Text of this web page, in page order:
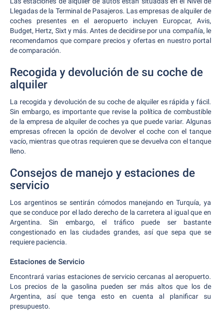
Llegadas de la Terminal de Pasajeros. Las empresas de alquiler de
coches presentes en el aeropuerto incluyen Europcar, Avis,
Budget, Hertz, Sixt y más. Antes de decidirse por una compañía, le
recomendamos que compare precios y ofertas en nuestro portal
de comparación.
Recogida y devolución de su coche de
alquiler
La recogida y devolución de su coche de alquiler es rápida y fácil.
Sin embargo, es importante que revise la política de combustible
de la empresa de alquiler de coches ya que puede variar. Algunas
empresas ofrecen la opción de devolver el coche con el tanque
vacío, mientras que otras requieren que se devuelva con el tanque
lleno.
Consejos de manejo y estaciones de
servicio
Los argentinos se sentirán cómodos manejando en Turquía, ya
que se conduce por el lado derecho de la carretera al igual que en
Argentina. Sin embargo, el tráfico puede ser bastante
congestionado en las ciudades grandes, así que sepa que se
requiere paciencia.
Estaciones de Servicio
Encontrará varias estaciones de servicio cercanas al aeropuerto.
Los precios de la gasolina pueden ser más altos que los de
Argentina, así que tenga esto en cuenta al planificar su
presupuesto.